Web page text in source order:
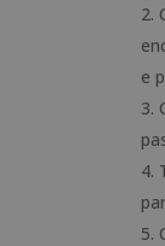
e